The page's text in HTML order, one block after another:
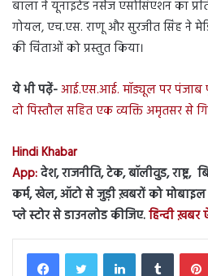
बाला ने यूनाइटेड नर्सेज एसोसिएशन का
गोयल, एच.एस. राणू और सुरजीत सिंह ने
की चिंताओं को प्रस्तुत किया।
ये भी पढ़ें-आई.एस.आई. मॉड्यूल पर पंजाब
दो पिस्तौल सहित एक व्यक्ति अमृतसर से
Hindi Khabar
App:देश, राजनीति, टेक, बॉलीवुड, राष्ट्र,
कर्म, खेल, ऑटो से जुड़ी ख़बरों को
प्ले स्टोर से डाउनलोड कीजिए.हिन्दी ख़बर
LinkedInTumblr